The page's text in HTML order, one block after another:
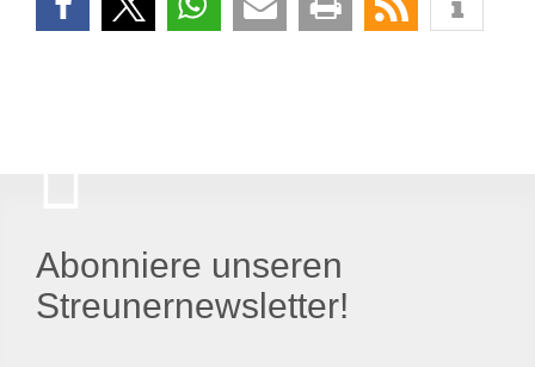
Abonniere unseren
Streunernewsletter!